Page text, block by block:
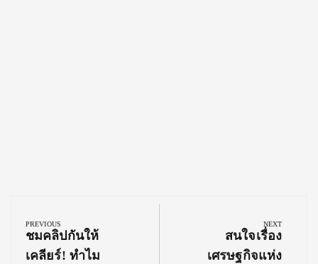
navigation
PREVIOUS
Previous
Post:
ชมคลิปกันให้
เคลียร์! ทำไม
NEXT
Next
Post:
สนใจเรื่อง
เศรษฐกิจแห่ง